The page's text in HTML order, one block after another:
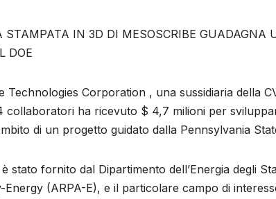
STAMPATA IN 3D DI MESOSCRIBE
DOE
Technologies Corporation , una sussidiaria della
collaboratori ha ricevuto $ 4,7 milioni per
di un progetto guidato dalla Pennsylvania
stato fornito dal Dipartimento dell’Energia degli
Energy (ARPA-E), e il particolare campo di